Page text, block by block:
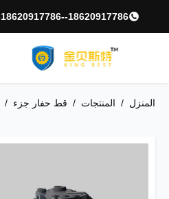
18620917786--20-18620917786
المنزل / المنتجات / قط حفار جزء /